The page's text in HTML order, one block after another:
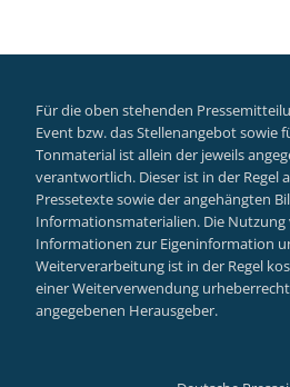
Für die oben stehenden
Event bzw. das Stellenangebot sowie
Tonmaterial ist allein der jeweils
verantwortlich. Dieser ist in der Regel
Pressetexte sowie der angehängten
Informationsmaterialien. Die
Informationen zur Eigeninformation
Weiterverarbeitung ist in der Regel
einer Weiterverwendung
angegebenen Herausgeber.